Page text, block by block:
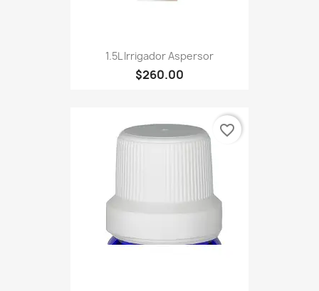
1.5L Irrigador Aspersor
$260.00
favorite_border